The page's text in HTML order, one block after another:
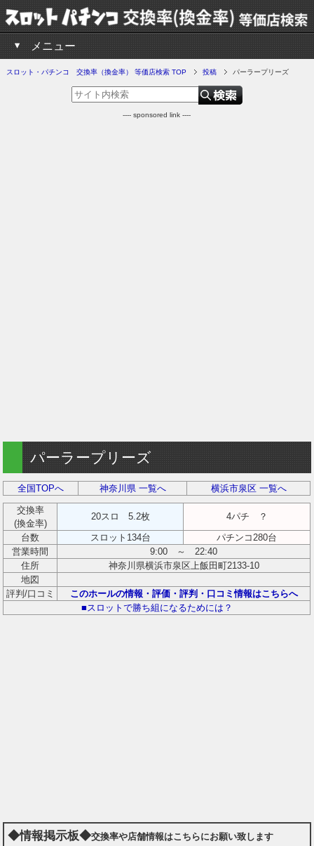
メニュー
スロット・パチンコ 交換率（換金率） 等価店検索 TOP 投稿 パーラープリーズ
---- sponsored link ----
パーラープリーズ
全国TOPへ 神奈川県 一覧へ 横浜市泉区 一覧へ
交換率
(換金率)
20スロ 5.2枚
4パチ ？
台数
スロット134台
パチンコ280台
営業時間
9:00 ～ 22:40
住所
神奈川県横浜市泉区上飯田町2133-10
地図
評判/口コミ
このホールの情報・評価・評判・口コミ情報はこちらへ
■スロットで勝ち組になるためには？
◆情報掲示板◆交換率や店舗情報はこちらにお願い致します